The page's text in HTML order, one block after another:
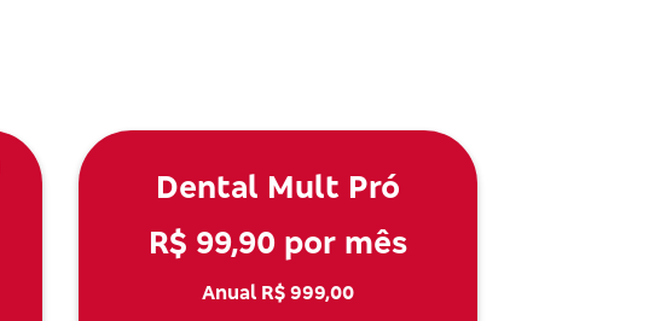
Dental Mult Pró
R$ 99,90 por mês
Anual R$ 999,00